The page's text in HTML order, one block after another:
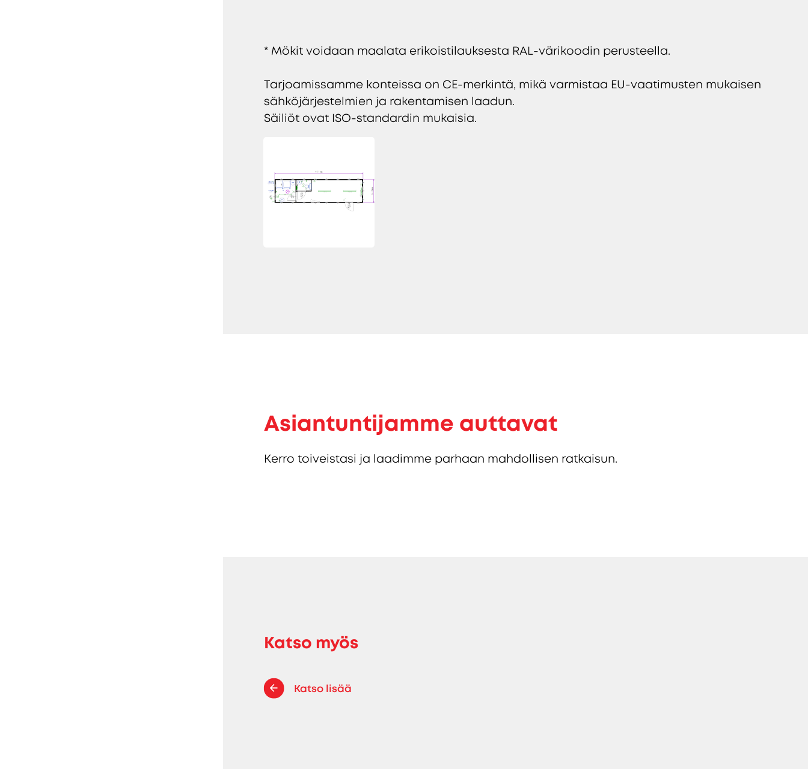
* Mökit voidaan maalata erikoistilauksesta RAL-värikoodin perusteella.
Tarjoamissamme konteissa on CE-merkintä, mikä varmistaa EU-vaatimusten mukaisen
sähköjärjestelmien ja rakentamisen laadun.
Säiliöt ovat ISO-standardin mukaisia.
Asiantuntijamme auttavat
Kerro toiveistasi ja laadimme parhaan mahdollisen ratkaisun.
Katso myös
Katso lisää